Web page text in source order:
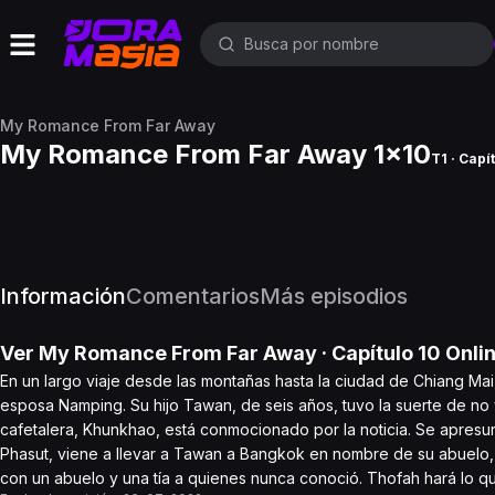
My Romance From Far Away
My Romance From Far Away 1x10T1 ·
InformaciónComentariosMás episodios
Ver My Romance From Far Away · Capítulo 10
En un largo viaje desde las montañas hasta la ciudad de Chiang
esposa Namping. Su hijo Tawan, de seis años, tuvo la suerte de
cafetalera, Khunkhao, está conmocionado por la noticia. Se
Phasut, viene a llevar a Tawan a Bangkok en nombre de su
con un abuelo y una tía a quienes nunca conoció. Thofah hará lo